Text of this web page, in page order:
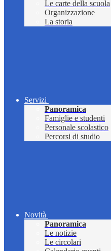
Le carte della scuola
Organizzazione
La storia
Servizi
Panoramica
Famiglie e studenti
Personale scolastico
Percorsi di studio
Novità
Panoramica
Le notizie
Le circolari